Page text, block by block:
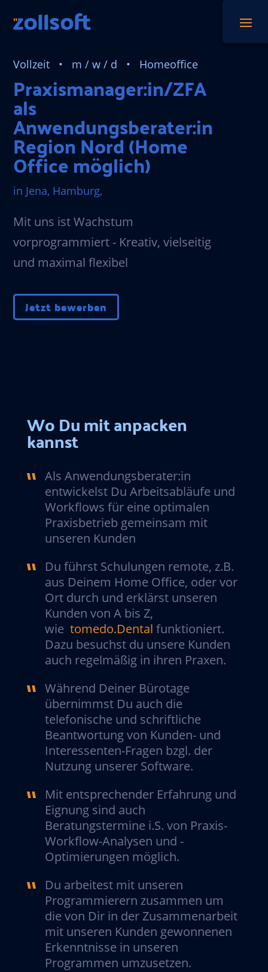
Vollzeit • m / w / d • Homeoffice
Praxismanager:in/ZFA
als
Anwendungsberater:in
Region Nord (Home
Office möglich)
in Jena, Hamburg,
Mit uns ist Wachstum
vorprogrammiert - Kreativ, vielseitig
und maximal flexibel
Jetzt bewerben
Wo Du mit anpacken
kannst
Als Anwendungsberater:in
entwickelst Du Arbeitsabläufe und
Workflows für eine optimalen
Praxisbetrieb gemeinsam mit
unseren Kunden
Du führst Schulungen remote, z.B.
aus Deinem Home Office, oder vor
Ort durch und erklärst unseren
Kunden von A bis Z,
wie tomedo.Dental funktioniert.
Dazu besuchst du unsere Kunden
auch regelmäßig in ihren Praxen.
Während Deiner Bürotage
übernimmst Du auch die
telefonische und schriftliche
Beantwortung von Kunden- und
Interessenten-Fragen bzgl. der
Nutzung unserer Software.
Mit entsprechender Erfahrung und
Eignung sind auch
Beratungstermine i.S. von Praxis-
Workflow-Analysen und -
Optimierungen möglich.
Du arbeitest mit unseren
Programmierern zusammen um
die von Dir in der Zusammenarbeit
mit unseren Kunden gewonnenen
Erkenntnisse in unseren
Programmen umzusetzen.